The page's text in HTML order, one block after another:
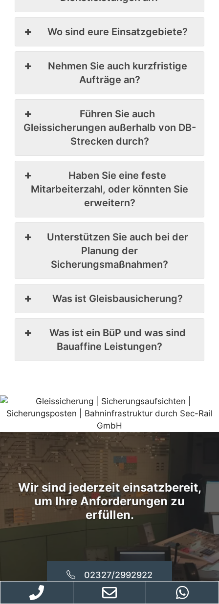
Wo sind eure Einsatzgebiete?
Nehmen Sie auch kurzfristige
Aufträge an?
Führen Sie auch
Gleissicherungen außerhalb von DB-
Strecken durch?
Haben Sie eine feste
Mitarbeiterzahl, oder könnten Sie
erweitern?
Unterstützen Sie auch bei der
Planung der
Sicherungsmaßnahmen?
Was ist Gleisbausicherung?
Was ist ein BüP und was sind
Bauaffine Leistungen?
Wir sind jederzeit einsatzbereit,
um Ihre Anforderungen zu
erfüllen.
02327/2992922